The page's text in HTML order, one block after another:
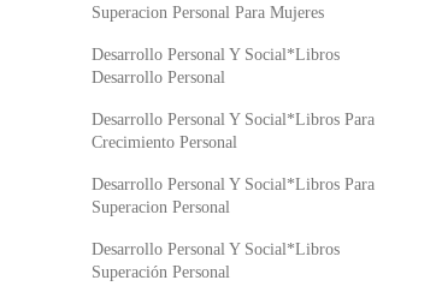
Superacion Personal Para Mujeres
Desarrollo Personal Y Social*Libros
Desarrollo Personal
Desarrollo Personal Y Social*Libros Para
Crecimiento Personal
Desarrollo Personal Y Social*Libros Para
Superacion Personal
Desarrollo Personal Y Social*Libros
Superación Personal